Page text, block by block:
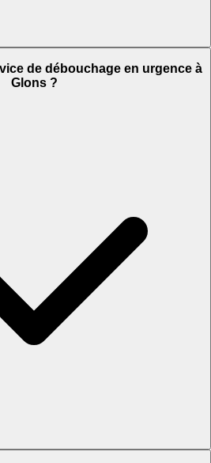
de débouchage en urgence à
Glons ?